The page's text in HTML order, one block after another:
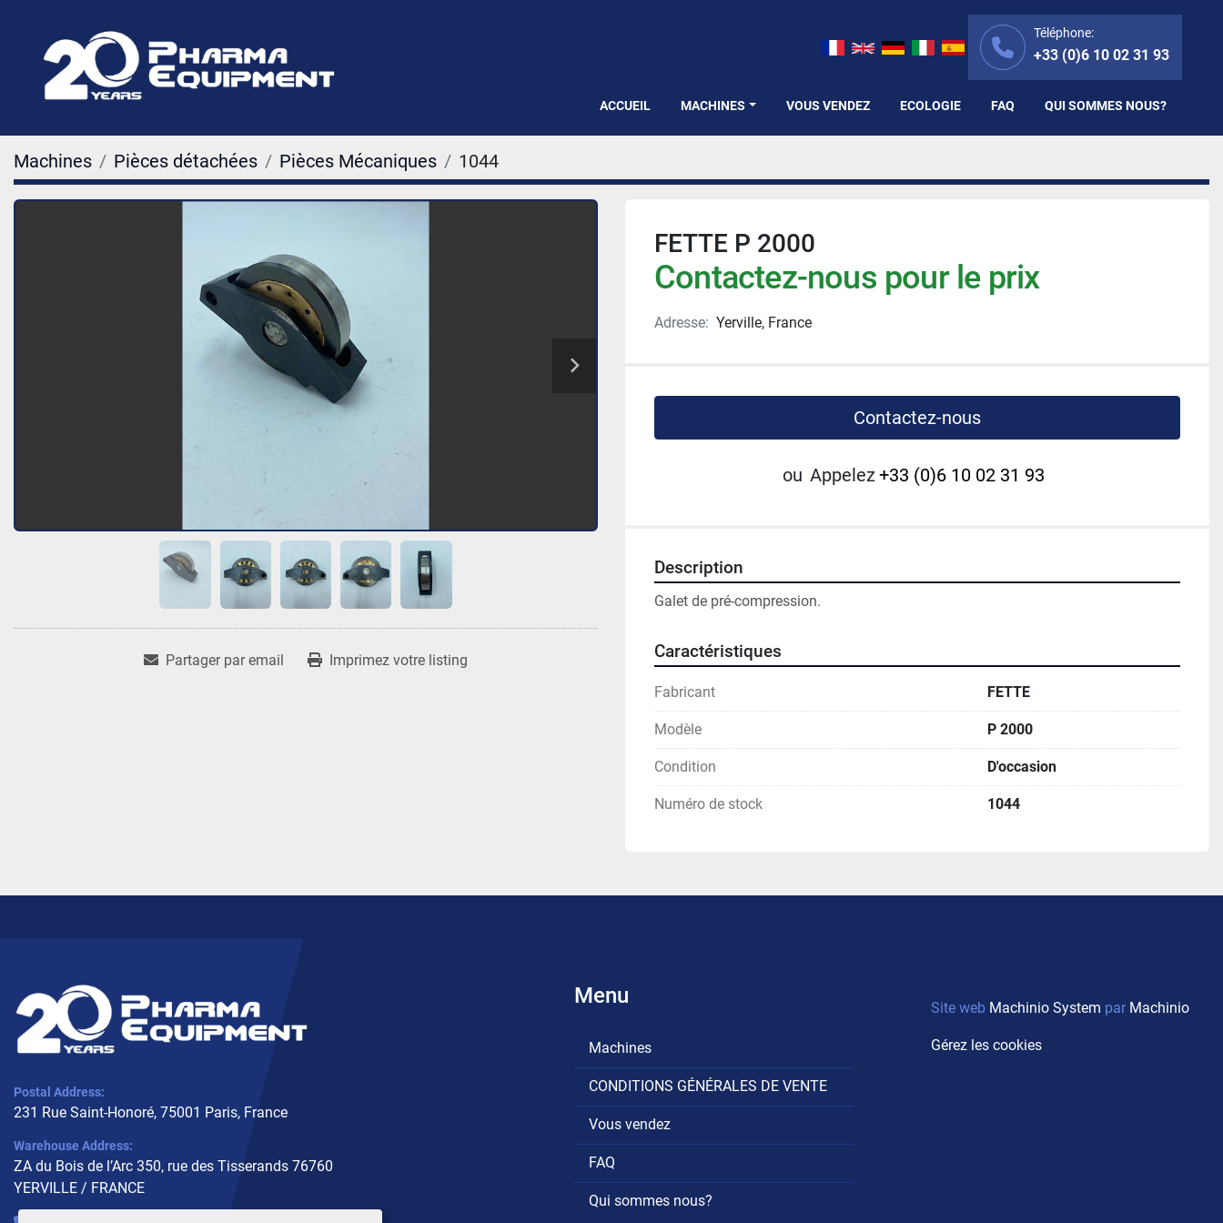
Téléphone:
+33 (0)6 10 02 31 93
ACCUEIL MACHINES VOUS VENDEZ ECOLOGIE FAQ QUI SOMMES NOUS?
Machines Pièces détachées Pièces Mécaniques 1044
Partager par email Imprimez votre listing
FETTE P 2000
Contactez-nous pour le prix
Adresse: Yerville, France
Contactez-nous
ou Appelez+33 (0)6 10 02 31 93
Description
Galet de pré-compression.
Caractéristiques
Fabricant FETTE
Modèle P 2000
Condition D'occasion
Numéro de stock 1044
Postal Address:
231 Rue Saint-Honoré, 75001 Paris, France
Warehouse Address:
ZA du Bois de l’Arc 350, rue des Tisserands 76760
YERVILLE / FRANCE
Menu
Machines
CONDITIONS GÉNÉRALES DE VENTE
Vous vendez
FAQ
Qui sommes nous?
Site web Machinio System par Machinio
Gérez les cookies